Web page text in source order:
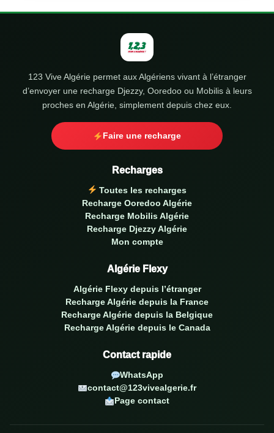
123 Vive Algérie permet aux Algériens vivant à l’étranger
d’envoyer une recharge Djezzy, Ooredoo ou Mobilis à leurs
proches en Algérie, simplement depuis chez eux.
Faire une recharge
Recharges
Toutes les recharges
Recharge Ooredoo Algérie
Recharge Mobilis Algérie
Recharge Djezzy Algérie
Mon compte
Algérie Flexy
Algérie Flexy depuis l’étranger
Recharge Algérie depuis la France
Recharge Algérie depuis la Belgique
Recharge Algérie depuis le Canada
Contact rapide
WhatsApp
contact@123vivealgerie.fr
Page contact